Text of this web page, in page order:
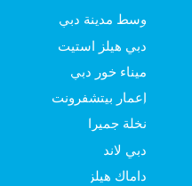
وسط مدينة دبي
دبي هيلز استيت
ميناء خور دبي
إعمار بيتشفرونت
نخلة جميرا
دبي لاند
داماك هيلز